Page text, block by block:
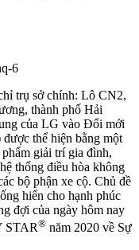
trụ sở chính: Lô CN2,
thành phố Hải
của LG vào Đổi mới
thể hiện bằng một
phẩm giải trí gia đình,
thống điều hòa không
bộ phận xe cộ. Chủ đề
hiến cho hạnh phúc
đợi của ngày hôm nay
STAR® năm 2020 về Sự